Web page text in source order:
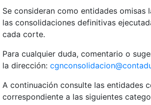
Se consideran como entidades omisas
las consolidaciones definitivas
cada corte.
Para cualquier duda, comentario o
la dirección:
A continuación consulte las entidades
correspondiente a las siguientes